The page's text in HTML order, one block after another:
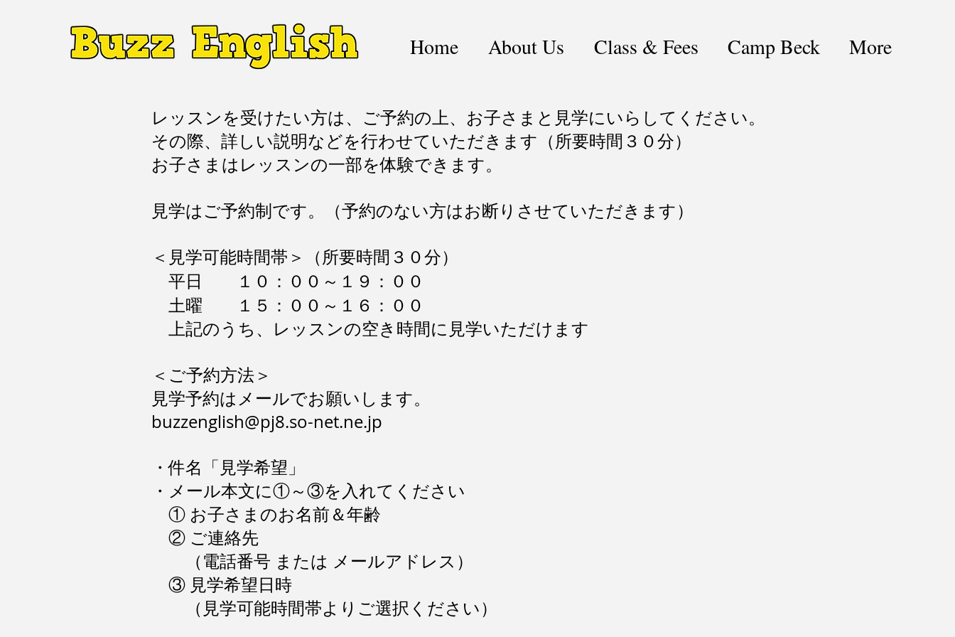
Home About Us Class & Fees Camp Beck More
レッスンを受けたい方は、ご予約の上、お子さまと見学にいらしてください。
その際、詳しい説明などを行わせていただきます（所要時間３０分）
お子さまはレッスンの一部を体験できます。
見学はご予約制です。（予約のない方はお断りさせていただきます）
＜見学可能時間帯＞（所要時間３０分）
平日 １０ ：００～１９：００
土曜 １５ ：００～１６ ：００
上記のうち、レッスンの空き時間に見学いただけます
＜ご予約方法＞
見学予約はメールでお願いします。
buzzenglish@pj8.so-net.ne.jp
・件名「見学希望」
・メール本文に①～③を入れてください
① お子さまのお名前＆年齢
② ご連絡先
（電話番号 または メールアドレス）
③ 見学希望日時
（見学可能時間帯よりご選択ください）